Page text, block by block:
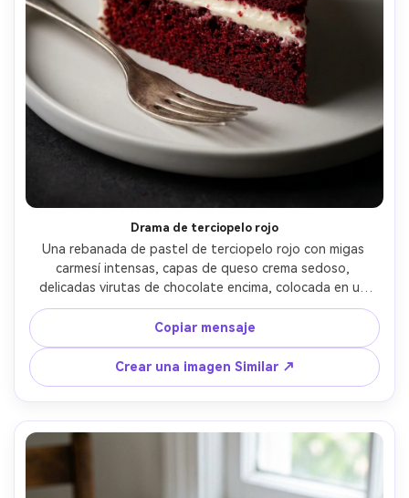
Drama de terciopelo rojo
Una rebanada de pastel de terciopelo rojo con migas
carmesí intensas, capas de queso crema sedoso,
delicadas virutas de chocolate encima, colocada en un
plato blanco mate con un tenedor de plata, iluminación
de estudio discreta con sombra suave, tomada en Sony
A1, 85 mm, f/1.8, enfoque nítido en la estructura de
migas, toma de postre editorial fotorealista- -ar 4:5
Copiar mensaje
Crear una imagen Similar ↗